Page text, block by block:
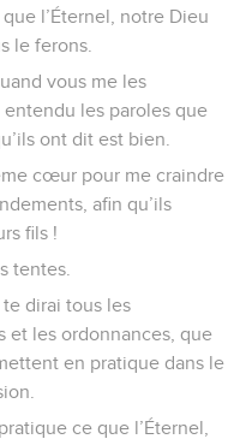
l’Éternel, notre Dieu
le ferons.
vous me les
entendu les paroles que
ont dit est bien.
cœur pour me craindre
afin qu’ils
fils !
tentes.
dirai tous les
et les ordonnances, que
en pratique dans le
ce que l’Éternel,